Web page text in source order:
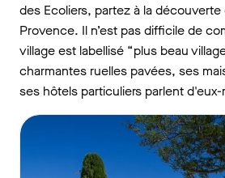
des Ecoliers, partez à la
Provence. Il n’est pas difficile de
village est labellisé “plus beau
charmantes ruelles pavées, ses
ses hôtels particuliers parlent